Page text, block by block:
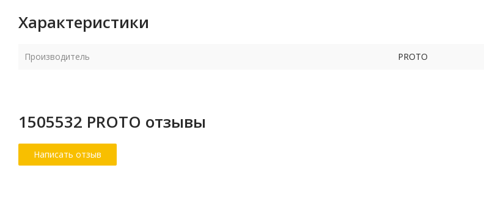
Характеристики
Производитель PROTO
1505532 PROTO отзывы